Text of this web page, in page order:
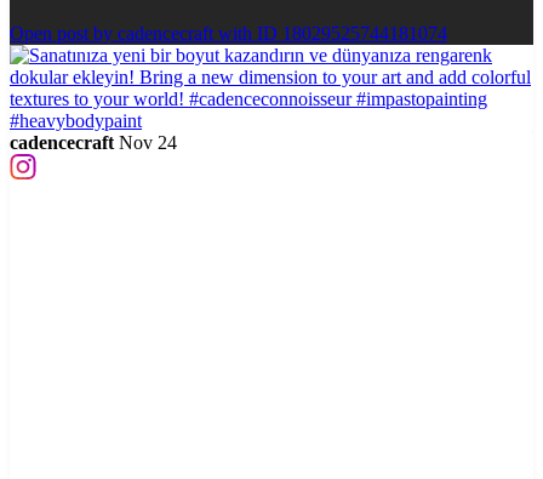
Open post by cadencecraft with ID 18029525744181074
cadencecraft Nov 24